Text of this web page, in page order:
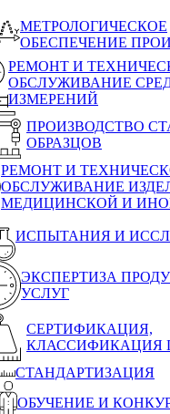
МЕТРОЛОГИЧЕСКОЕ
ОБЕСПЕЧЕНИЕ
РЕМОНТ И
ОБСЛУЖИВАНИЕ
ИЗМЕРЕНИЙ
ПРОИЗВОДСТВО
ОБРАЗЦОВ
РЕМОНТ И
ОБСЛУЖИВАНИЕ
МЕДИЦИНСКОЙ И
ИСПЫТАНИЯ И
ЭКСПЕРТИЗА
УСЛУГ
СЕРТИФИКАЦИЯ,
КЛАССИФИКАЦИЯ
СТАНДАРТИЗАЦИЯ
ОБУЧЕНИЕ И